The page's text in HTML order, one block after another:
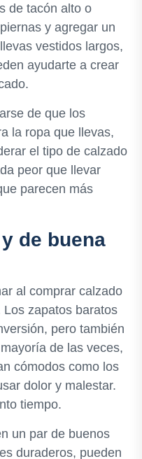
de tacón alto o
y agregar un
vestidos largos,
ayudarte a crear
de que los
la ropa que llevas,
el tipo de calzado
peor que llevar
parecen más
de buena
al comprar calzado
zapatos baratos
pero también
de las veces,
cómodos como los
dolor y malestar.
tiempo.
un par de buenos
duraderos, pueden